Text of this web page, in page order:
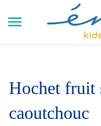

Hochet fruit
caoutchouc